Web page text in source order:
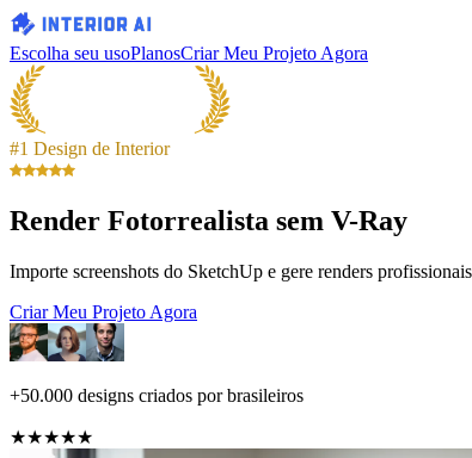
Escolha seu usoPlanosCriar Meu Projeto Agora
#1 Design de Interior
Render Fotorrealista sem V-Ray
Importe screenshots do SketchUp e gere renders
Criar Meu Projeto Agora
+50.000 designs criados por brasileiros
★★★★★